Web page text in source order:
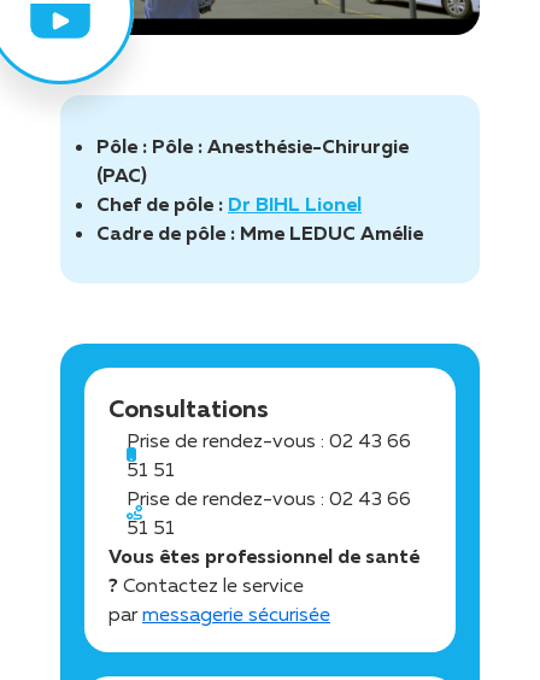
Pôle : Pôle : Anesthésie-Chirurgie
(PAC)
Chef de pôle : Dr BIHL Lionel
Cadre de pôle : Mme LEDUC Amélie
Consultations
Prise de rendez-vous : 02 43 66
51 51
Prise de rendez-vous : 02 43 66
51 51
Vous êtes professionnel de santé
? Contactez le service
parmessagerie sécurisée